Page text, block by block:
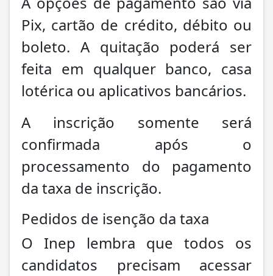
Pix, cartão de crédito, débito ou
boleto. A quitação poderá ser
feita em qualquer banco, casa
lotérica ou aplicativos bancários.
A inscrição somente será
confirmada após o
processamento do pagamento
da taxa de inscrição.
Pedidos de isenção da taxa
O Inep lembra que todos os
candidatos precisam acessar